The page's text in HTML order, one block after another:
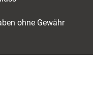
ohne Gewähr